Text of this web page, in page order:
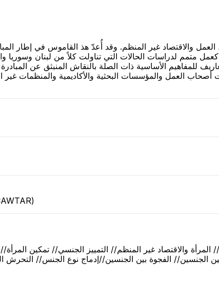
والاقتصاد غير المنظم. وقد أُعدّ هذ القاموس في إطار
متمم لدراسات الحالات التي تناولت كلاً من لبنان وسوريا
للمفاهيم الأساسية ذات الصلة بالنقاش المنبثق عن المبادرة
العمل والمؤسسات البحثية والأكاديمية والمنظمات غير
المرأة والاقتصاد غير المنظم// التمييز الجنسي// تمكين
الجنسين// الفجوة بين الجنسين//إدماج نوع الجنس// التحرش